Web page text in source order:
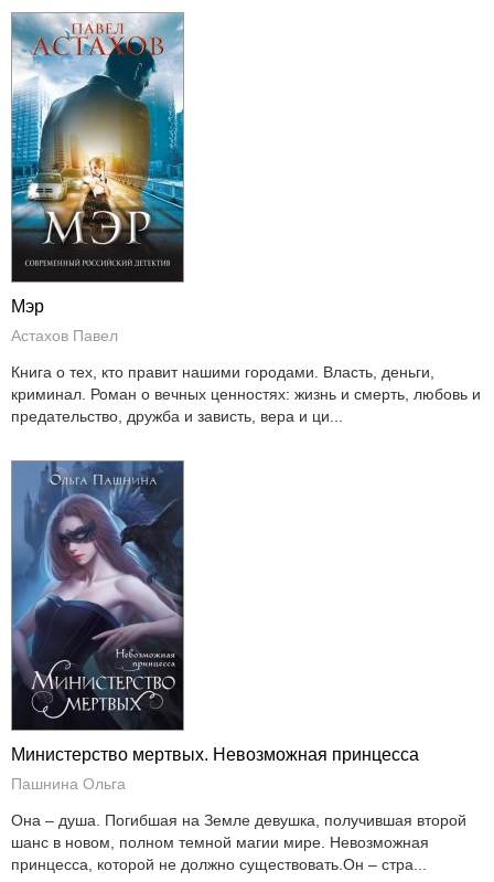
Мэр
Астахов Павел
Книга о тех, кто правит нашими городами. Власть, деньги,
криминал. Роман о вечных ценностях: жизнь и смерть, любовь и
предательство, дружба и зависть, вера и ци...
Министерство мертвых. Невозможная принцесса
Пашнина Ольга
Она – душа. Погибшая на Земле девушка, получившая второй
шанс в новом, полном темной магии мире. Невозможная
принцесса, которой не должно существовать.Он – стра...